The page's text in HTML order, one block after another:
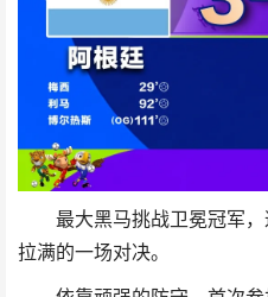
最大黑马挑战卫冕冠军
拉满的一场对决。